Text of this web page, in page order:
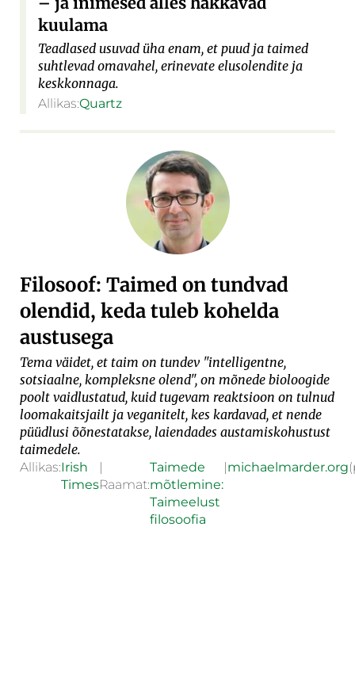
kuulama
Teadlased usuvad üha enam, et puud ja taimed
suhtlevad omavahel, erinevate elusolendite ja
keskkonnaga.
Allikas:Quartz
Filosoof: Taimed on tundvad
olendid, keda tuleb kohelda
austusega
Tema väidet, et taim on tundev "intelligentne,
sotsiaalne, kompleksne olend", on mõnede bioloogide
poolt vaidlustatud, kuid tugevam reaktsioon on tulnud
loomakaitsjailt ja veganitelt, kes kardavad, et nende
püüdlusi õõnestatakse, laiendades austamiskohustust
taimedele.
Allikas:Irish
TimesRaamat:
Taimede
mõtlemine:
Taimeelust
filosoofia
michaelmarder.org